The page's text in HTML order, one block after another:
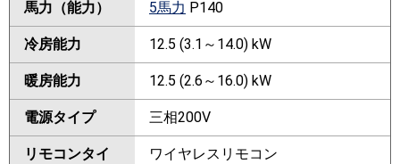
馬力（能力） 5馬力 P140
冷房能力 12.5 (3.1～14.0) kW
暖房能力 12.5 (2.6～16.0) kW
電源タイプ 三相200V
リモコンタイ
ワイヤレスリモコン